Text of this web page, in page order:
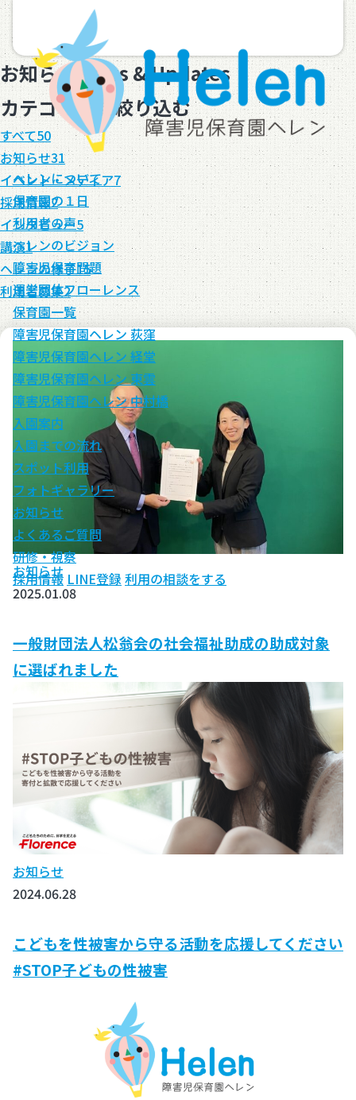
ヘレンについて
保育園の１日
利用者の声
ヘレンのビジョン
障害児保育問題
運営団体フローレンス
保育園一覧
障害児保育園ヘレン 荻窪
障害児保育園ヘレン 経堂
障害児保育園ヘレン 東雲
障害児保育園ヘレン 中村橋
入園案内
入園までの流れ
スポット利用
フォトギャラリー
お知らせ
よくあるご質問
研修・視察
採用情報 LINE登録 利用の相談をする
お知らせ News & Updates
カテゴリーを絞り込む
すべて50
お知らせ31
イベント・メディア7
採用情報2
インタビュー5
講演1
ヘレンの様子15
利用者募集2
お知らせ
2025.01.08
一般財団法人松翁会の社会福祉助成の助成対象
に選ばれました
お知らせ
2024.06.28
こどもを性被害から守る活動を応援してください
#STOP子どもの性被害